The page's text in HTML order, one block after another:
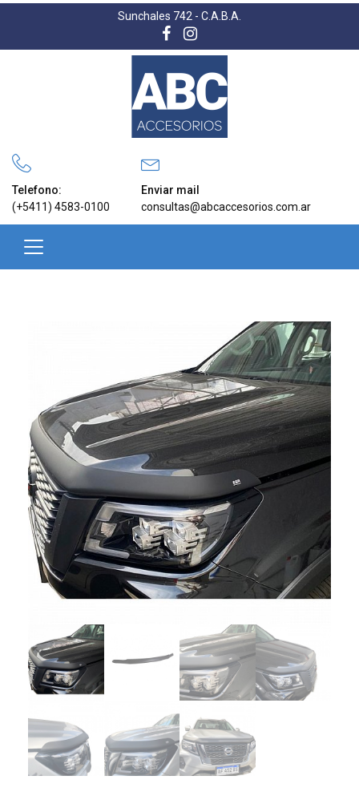
Sunchales 742 - C.A.B.A.
Telefono:
(+5411) 4583-0100
Enviar mail
consultas@abcaccesorios.com.ar